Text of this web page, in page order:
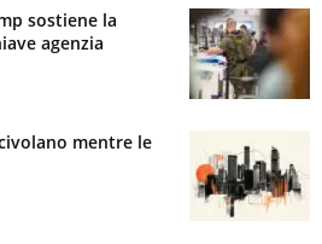
sostiene la
agenzia
mentre le